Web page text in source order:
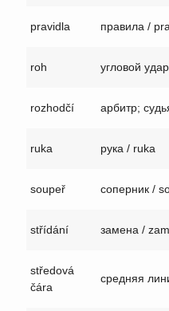
pravidla правила /
roh угловой
rozhodčí арбитр;
ruka рука / ruka
soupeř соперник /
střídání замена /
středová
čára
средняя